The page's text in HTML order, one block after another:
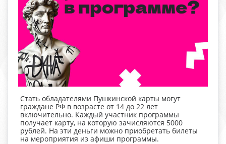
Стать обладателями Пушкинской карты могут
граждане РФ в возрасте от 14 до 22 лет
включительно. Каждый участник программы
получает карту, на которую зачисляются 5000
рублей. На эти деньги можно приобретать билеты
на мероприятия из афиши программы.